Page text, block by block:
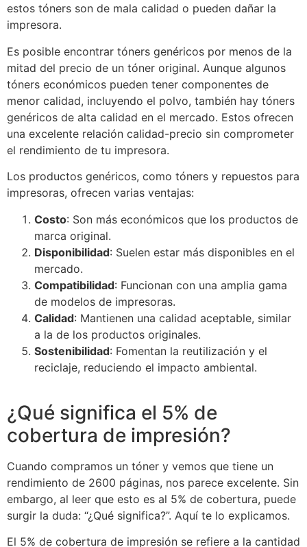
estos tóners son de mala calidad o pueden dañar la
impresora.
Es posible encontrar tóners genéricos por menos de la
mitad del precio de un tóner original. Aunque algunos
tóners económicos pueden tener componentes de
menor calidad, incluyendo el polvo, también hay tóners
genéricos de alta calidad en el mercado. Estos ofrecen
una excelente relación calidad-precio sin comprometer
el rendimiento de tu impresora.
Los productos genéricos, como tóners y repuestos para
impresoras, ofrecen varias ventajas:
Costo: Son más económicos que los productos de
marca original.
Disponibilidad: Suelen estar más disponibles en el
mercado.
Compatibilidad: Funcionan con una amplia gama
de modelos de impresoras.
Calidad: Mantienen una calidad aceptable, similar
a la de los productos originales.
Sostenibilidad: Fomentan la reutilización y el
reciclaje, reduciendo el impacto ambiental.
¿Qué significa el 5% de
cobertura de impresión?
Cuando compramos un tóner y vemos que tiene un
rendimiento de 2600 páginas, nos parece excelente. Sin
embargo, al leer que esto es al 5% de cobertura, puede
surgir la duda: “¿Qué significa?”. Aquí te lo explicamos.
El 5% de cobertura de impresión se refiere a la cantidad